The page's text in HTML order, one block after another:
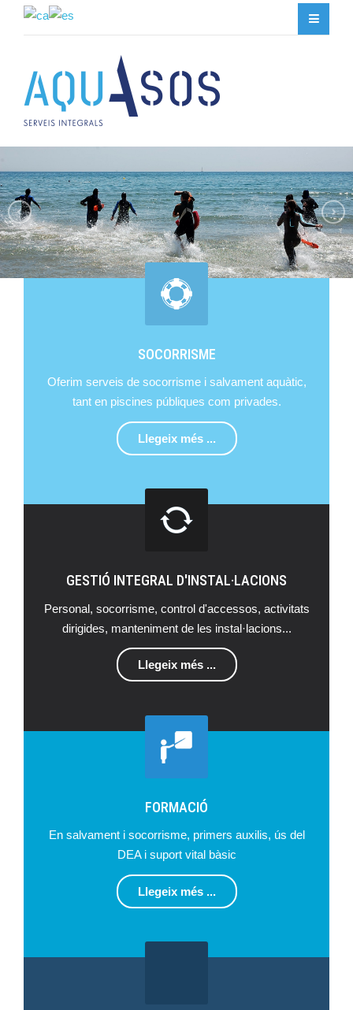
SOCORRISME
Oferim serveis de socorrisme i salvament aquàtic,
tant en piscines públiques com privades.
Llegeix més ...
GESTIÓ INTEGRAL D'INSTAL·LACIONS
Personal, socorrisme, control d'accessos, activitats
dirigides, manteniment de les instal·lacions...
Llegeix més ...
FORMACIÓ
En salvament i socorrisme, primers auxilis, ús del
DEA i suport vital bàsic
Llegeix més ...